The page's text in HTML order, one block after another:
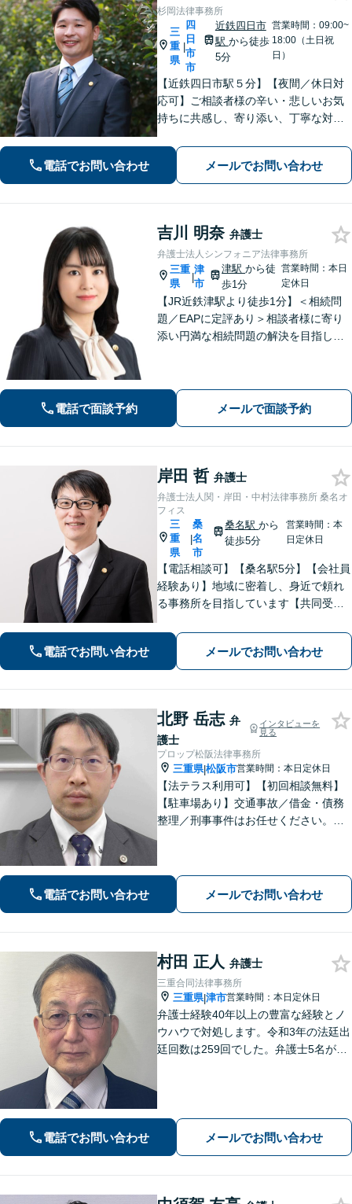
杉岡法律事務所
三
重
県
|
四
日
市
市
近鉄四日市
駅 から徒歩
5分
営業時間：09:00~
18:00（土日祝
日）
【近鉄四日市駅５分】【夜間／休日対
応可】ご相談者様の辛い・悲しいお気
持ちに共感し、寄り添い、丁寧な対応
相続／刑事事件など、幅広く対応【地
域に根ざした弁護士】お気軽にお問い
合わせください。
電話でお問い合わせ メールでお問い合わせ
吉川 明奈 弁護士
弁護士法人シンフォニア法律事務所
三重
県
|
津
市
津駅から徒
歩1分
営業時間：本日
定休日
【JR近鉄津駅より徒歩1分】＜相続問
題／EAPに定評あり＞相談者様に寄り
添い円満な相続問題の解決を目指しま
P＞従業員の抱えるお悩みをお伺いし、
改善・解決を目指します
電話で面談予約 メールで面談予約
岸田 哲 弁護士
弁護士法人関・岸田・中村法律事務所 桑名オ
フィス
三
重
県
|
桑
名
市
桑名駅から
徒歩5分
営業時間：本
日定休日
【電話相談可】【桑名駅5分】【会社員
経験あり】地域に密着し、身近で頼れ
る事務所を目指しています【共同受任
全力を尽くします。一人で悩まず、お
気軽にご相談ください【夜間土日相談
可（要予約）】
電話でお問い合わせ メールでお問い合わせ
北野 岳志 弁
護士
インタビューを
見る
プロップ松阪法律事務所
三重県|松阪市営業時間：本日定休日
【法テラス利用可】【初回相談無料】
【駐車場あり】交通事故／借金・債務
整理／刑事事件はお任せください。各
さい。【休日面談可】【電話相談可】
電話でお問い合わせ メールでお問い合わせ
村田 正人 弁護士
三重合同法律事務所
三重県|津市営業時間：本日定休日
弁護士経験40年以上の豊富な経験とノ
ウハウで対処します。令和3年の法廷出
廷回数は259回でした。弁護士5名が過
電話でお問い合わせ メールでお問い合わせ